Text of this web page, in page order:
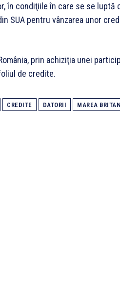
în condiţiile în care se se luptă
SUA pentru vânzarea unor
prin achiziţia unei
de credite.
CREDITE DATORII MAREA